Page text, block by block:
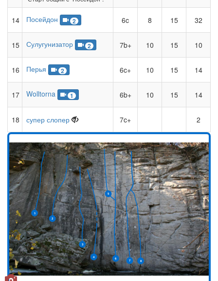
14 Посейдон 2 6c 8 15 32
15 Сулугунизатор 2 7b+ 10 15 10
16 Перья 2 6c+ 10 15 14
17 Wolltorna 1 6b+ 10 15 14
18 супер слопер 7c+ 2
1
2
3
4
5
6
7 8